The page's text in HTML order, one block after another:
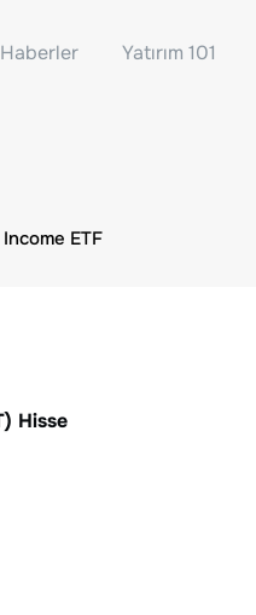
Haberler Yatırım 101
ETF
) Hisse